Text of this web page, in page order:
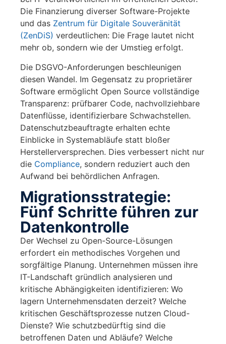
Die Finanzierung diverser Software-Projekte
und das Zentrum für Digitale Souveränität
(ZenDiS) verdeutlichen: Die Frage lautet nicht
mehr ob, sondern wie der Umstieg erfolgt.
Die DSGVO-Anforderungen beschleunigen
diesen Wandel. Im Gegensatz zu proprietärer
Software ermöglicht Open Source vollständige
Transparenz: prüfbarer Code, nachvollziehbare
Datenflüsse, identifizierbare Schwachstellen.
Datenschutzbeauftragte erhalten echte
Einblicke in Systemabläufe statt bloßer
Herstellerversprechen. Dies verbessert nicht nur
die Compliance, sondern reduziert auch den
Aufwand bei behördlichen Anfragen.
Migrationsstrategie:
Fünf Schritte führen zur
Datenkontrolle
Der Wechsel zu Open-Source-Lösungen
erfordert ein methodisches Vorgehen und
sorgfältige Planung. Unternehmen müssen ihre
IT-Landschaft gründlich analysieren und
kritische Abhängigkeiten identifizieren: Wo
lagern Unternehmensdaten derzeit? Welche
kritischen Geschäftsprozesse nutzen Cloud-
Dienste? Wie schutzbedürftig sind die
betroffenen Daten und Abläufe? Welche